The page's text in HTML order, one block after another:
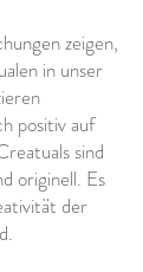
zeigen,
in unser
positiv auf
sind
originell. Es
der